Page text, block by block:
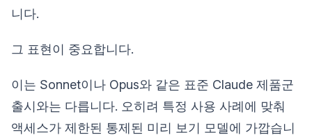
니다.
그 표현이 중요합니다.
이는 Sonnet이나 Opus와 같은 표준 Claude 제품군
출시와는 다릅니다. 오히려 특정 사용 사례에 맞춰
액세스가 제한된 통제된 미리 보기 모델에 가깝습니